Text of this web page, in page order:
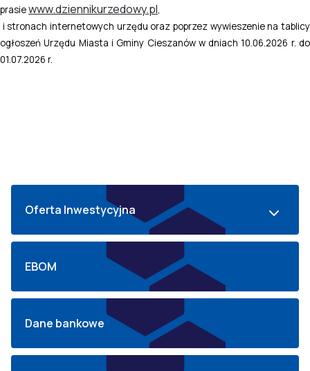
prasiewww.dziennikurzedowy.pl,
i stronach internetowych urzędu oraz poprzez wywieszenie na tablicy
ogłoszeń Urzędu Miasta i Gminy Cieszanów w dniach 10.06.2026 r. do
01.07.2026 r.
Oferta Inwestycyjna
EBOM
Dane bankowe